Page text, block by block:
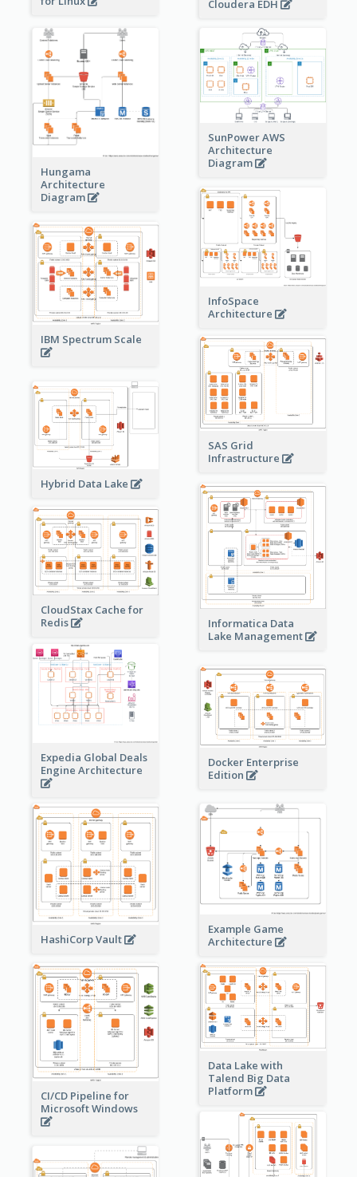
Cloudera EDH
Hungama
Architecture
Diagram
SunPower AWS
Architecture
Diagram
InfoSpace
Architecture
IBM Spectrum Scale
SAS Grid
Infrastructure
Hybrid Data Lake
Informatica Data
Lake Management
CloudStax Cache for
Redis
Expedia Global Deals
Engine Architecture
Docker Enterprise
Edition
HashiCorp Vault
Example Game
Architecture
CI/CD Pipeline for
Microsoft Windows
Data Lake with
Talend Big Data
Platform